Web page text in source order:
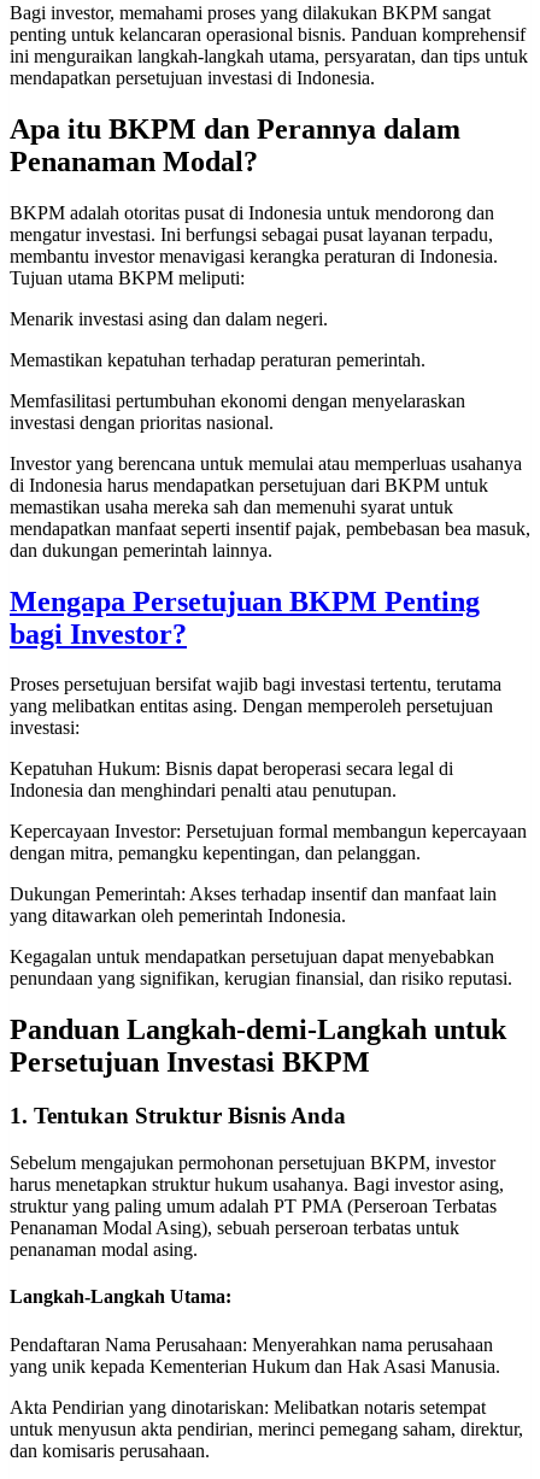
Bagi investor, memahami proses yang dilakukan BKPM sangat
penting untuk kelancaran operasional bisnis. Panduan komprehensif
ini menguraikan langkah-langkah utama, persyaratan, dan tips untuk
mendapatkan persetujuan investasi di Indonesia.
Apa itu BKPM dan Perannya dalam
Penanaman Modal?
BKPM adalah otoritas pusat di Indonesia untuk mendorong dan
mengatur investasi. Ini berfungsi sebagai pusat layanan terpadu,
membantu investor menavigasi kerangka peraturan di Indonesia.
Tujuan utama BKPM meliputi:
Menarik investasi asing dan dalam negeri.
Memastikan kepatuhan terhadap peraturan pemerintah.
Memfasilitasi pertumbuhan ekonomi dengan menyelaraskan
investasi dengan prioritas nasional.
Investor yang berencana untuk memulai atau memperluas usahanya
di Indonesia harus mendapatkan persetujuan dari BKPM untuk
memastikan usaha mereka sah dan memenuhi syarat untuk
mendapatkan manfaat seperti insentif pajak, pembebasan bea masuk,
dan dukungan pemerintah lainnya.
Mengapa Persetujuan BKPM Penting
bagi Investor?
Proses persetujuan bersifat wajib bagi investasi tertentu, terutama
yang melibatkan entitas asing. Dengan memperoleh persetujuan
investasi:
Kepatuhan Hukum: Bisnis dapat beroperasi secara legal di
Indonesia dan menghindari penalti atau penutupan.
Kepercayaan Investor: Persetujuan formal membangun kepercayaan
dengan mitra, pemangku kepentingan, dan pelanggan.
Dukungan Pemerintah: Akses terhadap insentif dan manfaat lain
yang ditawarkan oleh pemerintah Indonesia.
Kegagalan untuk mendapatkan persetujuan dapat menyebabkan
penundaan yang signifikan, kerugian finansial, dan risiko reputasi.
Panduan Langkah-demi-Langkah untuk
Persetujuan Investasi BKPM
1. Tentukan Struktur Bisnis Anda
Sebelum mengajukan permohonan persetujuan BKPM, investor
harus menetapkan struktur hukum usahanya. Bagi investor asing,
struktur yang paling umum adalah PT PMA (Perseroan Terbatas
Penanaman Modal Asing), sebuah perseroan terbatas untuk
penanaman modal asing.
Langkah-Langkah Utama:
Pendaftaran Nama Perusahaan: Menyerahkan nama perusahaan
yang unik kepada Kementerian Hukum dan Hak Asasi Manusia.
Akta Pendirian yang dinotariskan: Melibatkan notaris setempat
untuk menyusun akta pendirian, merinci pemegang saham, direktur,
dan komisaris perusahaan.